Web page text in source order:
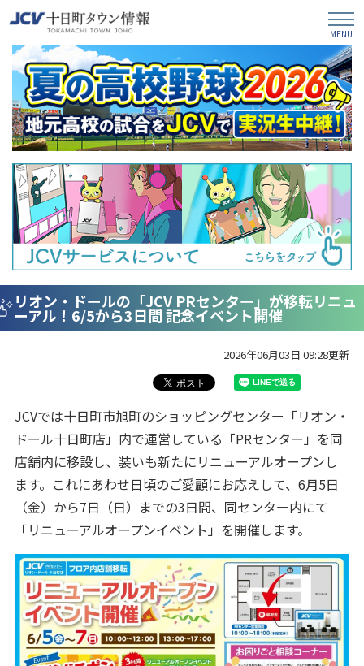
リオン・ドールの「JCV PRセンター」が移転リニュ
ーアル！6/5から3日間 記念イベント開催
2026年06月03日 09:28更新
JCVでは十日町市旭町のショッピングセンター「リオン・
ドール十日町店」内で運営している「PRセンター」を同
店舗内に移設し、装いも新たにリニューアルオープンし
ます。これにあわせ日頃のご愛顧にお応えして、6月5日
（金）から7日（日）までの3日間、同センター内にて
「リニューアルオープンイベント」を開催します。